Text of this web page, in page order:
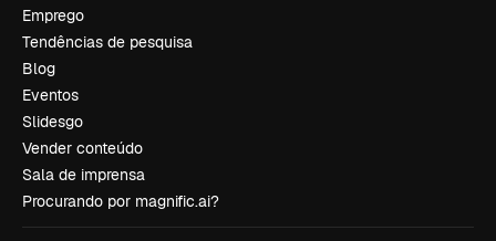
Emprego
Tendências de pesquisa
Blog
Eventos
Slidesgo
Vender conteúdo
Sala de imprensa
Procurando por magnific.ai?